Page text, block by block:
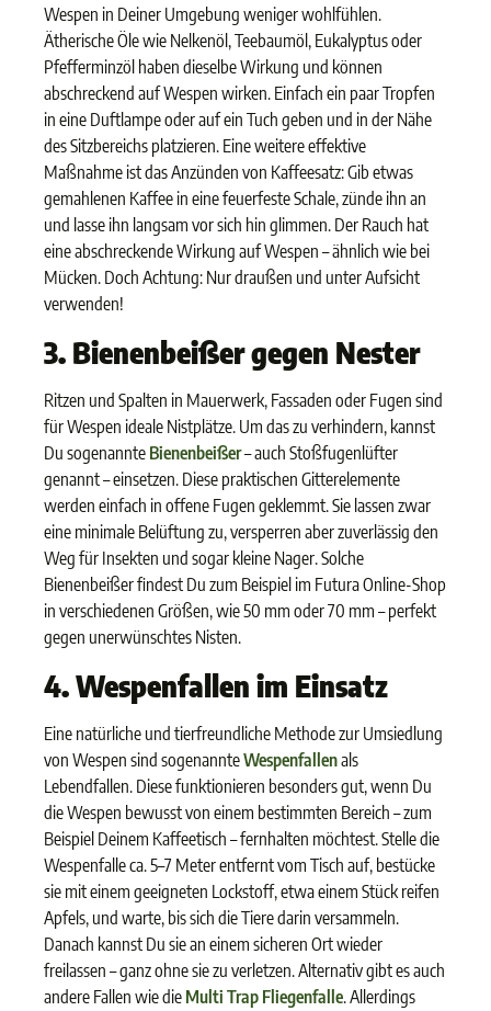
Wespen in Deiner Umgebung weniger wohlfühlen.
Ätherische Öle wie Nelkenöl, Teebaumöl, Eukalyptus oder
Pfefferminzöl haben dieselbe Wirkung und können
abschreckend auf Wespen wirken. Einfach ein paar Tropfen
in eine Duftlampe oder auf ein Tuch geben und in der Nähe
des Sitzbereichs platzieren. Eine weitere effektive
Maßnahme ist das Anzünden von Kaffeesatz: Gib etwas
gemahlenen Kaffee in eine feuerfeste Schale, zünde ihn an
und lasse ihn langsam vor sich hin glimmen. Der Rauch hat
eine abschreckende Wirkung auf Wespen – ähnlich wie bei
Mücken. Doch Achtung: Nur draußen und unter Aufsicht
verwenden!
3. Bienenbeißer gegen Nester
Ritzen und Spalten in Mauerwerk, Fassaden oder Fugen sind
für Wespen ideale Nistplätze. Um das zu verhindern, kannst
Du sogenannte Bienenbeißer– auch Stoßfugenlüfter
genannt – einsetzen. Diese praktischen Gitterelemente
werden einfach in offene Fugen geklemmt. Sie lassen zwar
eine minimale Belüftung zu, versperren aber zuverlässig den
Weg für Insekten und sogar kleine Nager. Solche
Bienenbeißer findest Du zum Beispiel im Futura Online-Shop
in verschiedenen Größen, wie 50 mm oder 70 mm – perfekt
gegen unerwünschtes Nisten.
4. Wespenfallen im Einsatz
Eine natürliche und tierfreundliche Methode zur Umsiedlung
von Wespen sind sogenannteWespenfallenals
Lebendfallen. Diese funktionieren besonders gut, wenn Du
die Wespen bewusst von einem bestimmten Bereich – zum
Beispiel Deinem Kaffeetisch – fernhalten möchtest. Stelle die
Wespenfalle ca. 5–7 Meter entfernt vom Tisch auf, bestücke
sie mit einem geeigneten Lockstoff, etwa einem Stück reifen
Apfels, und warte, bis sich die Tiere darin versammeln.
Danach kannst Du sie an einem sicheren Ort wieder
freilassen – ganz ohne sie zu verletzen. Alternativ gibt es auch
andere Fallen wie die Multi Trap Fliegenfalle. Allerdings